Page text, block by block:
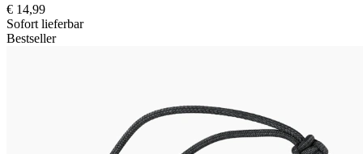
€ 14,99
Sofort lieferbar
Bestseller